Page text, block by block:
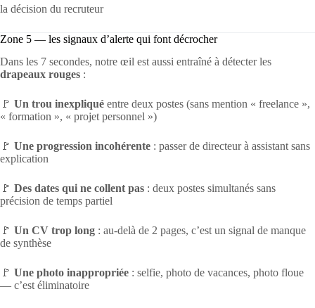
la décision du recruteur
Zone 5 — les signaux d’alerte qui font décrocher
Dans les 7 secondes, notre œil est aussi entraîné à détecter les
drapeaux rouges :
🚩 Un trou inexpliqué entre deux postes (sans mention « freelance »,
« formation », « projet personnel »)
🚩 Une progression incohérente : passer de directeur à assistant sans
explication
🚩 Des dates qui ne collent pas : deux postes simultanés sans
précision de temps partiel
🚩 Un CV trop long : au-delà de 2 pages, c’est un signal de manque
de synthèse
🚩 Une photo inappropriée : selfie, photo de vacances, photo floue
— c’est éliminatoire